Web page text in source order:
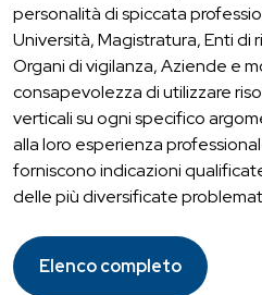
personalità di spiccata
Università, Magistratura, Enti di
Organi di vigilanza, Aziende e
consapevolezza di utilizzare
verticali su ogni specifico
alla loro esperienza
forniscono indicazioni
delle più diversificate
Elenco completo